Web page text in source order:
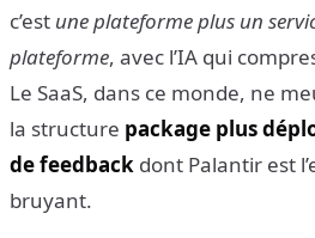
c’est une plateforme plus un
plateforme, avec l’IA qui
Le SaaS, dans ce monde, ne
la structure package plus
de feedback dont Palantir est
bruyant.